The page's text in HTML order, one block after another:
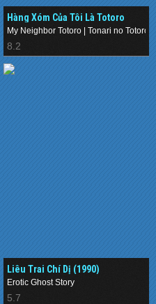
Hàng Xóm Của Tôi Là Totoro
(1988)
My Neighbor Totoro | Tonari no Totoro
8.2
Liêu Trai Chí Dị (1990)
Erotic Ghost Story
5.7